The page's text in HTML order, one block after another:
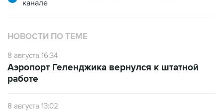
канале
НОВОСТИ ПО ТЕМЕ
8 августа 16:34
Аэропорт Геленджика вернулся к штатной
работе
8 августа 13:02